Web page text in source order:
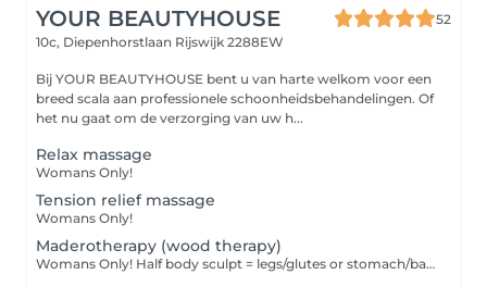
YOUR BEAUTYHOUSE
52
10c, Diepenhorstlaan Rijswijk 2288EW
Bij YOUR BEAUTYHOUSE bent u van harte welkom voor een
breed scala aan professionele schoonheidsbehandelingen. Of
het nu gaat om de verzorging van uw h...
Relax massage
Womans Only!
Tension relief massage
Womans Only!
Maderotherapy (wood therapy)
Womans Only! Half body sculpt = legs/glutes or stomach/back/arms